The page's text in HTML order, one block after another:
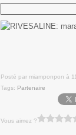
Posté par miamponpon à
Tags: Partenaire
Vous aimez ?